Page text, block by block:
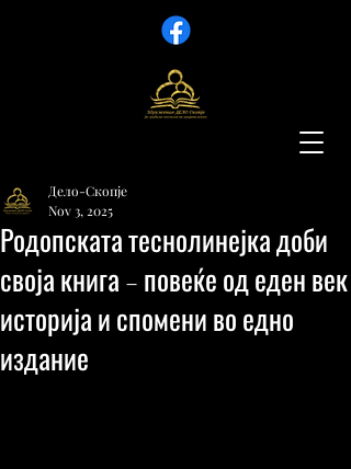
Родопската теснолинејка доби
своја книга – повеќе од еден век
историја и спомени во едно
издание
Дело-Скопје
Nov 3, 2025